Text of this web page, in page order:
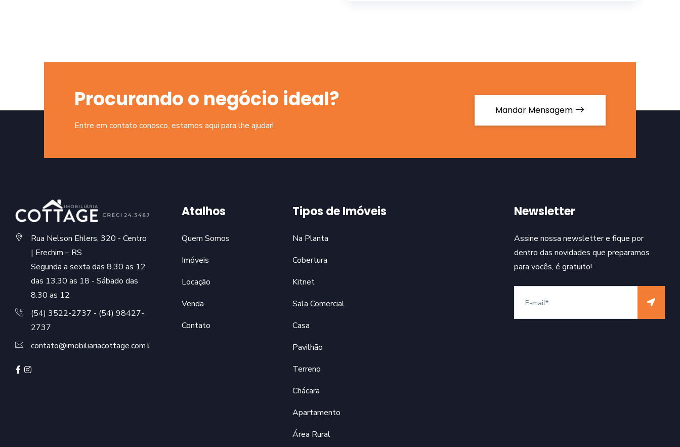
Procurando o negócio ideal?
Entre em contato conosco, estamos aqui para lhe ajudar!
Mandar Mensagem
Rua Nelson Ehlers, 320 - Centro
| Erechim – RS
Segunda a sexta das 8.30 as 12
das 13.30 as 18 - Sábado das
8.30 as 12
(54) 3522-2737 - (54) 98427-
2737
contato@imobiliariacottage.com.br
Atalhos
Quem Somos
Imóveis
Locação
Venda
Contato
Tipos de Imóveis
Na Planta
Cobertura
Kitnet
Sala Comercial
Casa
Pavilhão
Terreno
Chácara
Apartamento
Área Rural
Newsletter
Assine nossa newsletter e fique por
dentro das novidades que preparamos
para vocês, é gratuito!